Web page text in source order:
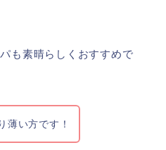
も素晴らしくおすすめで
薄い方です！